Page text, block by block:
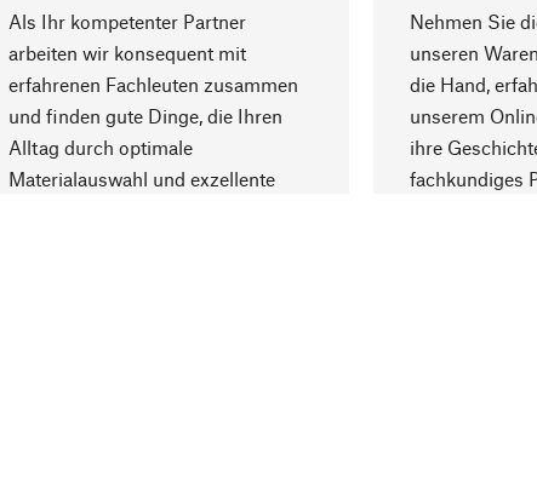
Als Ihr kompetenter Partner
arbeiten wir konsequent mit
erfahrenen Fachleuten zusammen
und finden gute Dinge, die Ihren
Alltag durch optimale
Materialauswahl und exzellente
Nehmen Sie
unseren
die Hand,
unserem
ihre
fachkundiges